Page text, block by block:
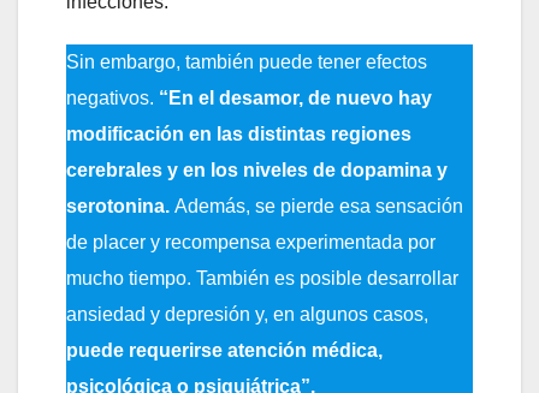
Sin embargo, también puede tener efectos
negativos. “En el desamor, de nuevo hay
modificación en las distintas regiones
cerebrales y en los niveles de dopamina y
serotonina. Además, se pierde esa sensación
de placer y recompensa experimentada por
mucho tiempo. También es posible desarrollar
ansiedad y depresión y, en algunos casos,
puede requerirse atención médica,
psicológica o psiquiátrica”.